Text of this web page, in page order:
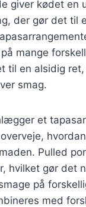
giver kødet en
der gør det til
mange
til en alsidig
smag.
et
Pulled
hvilket gør det
på
med